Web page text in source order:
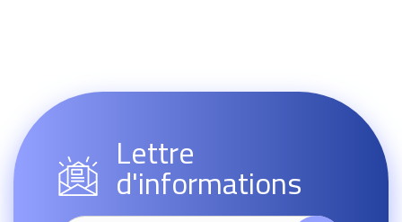
Lettre
d'informations